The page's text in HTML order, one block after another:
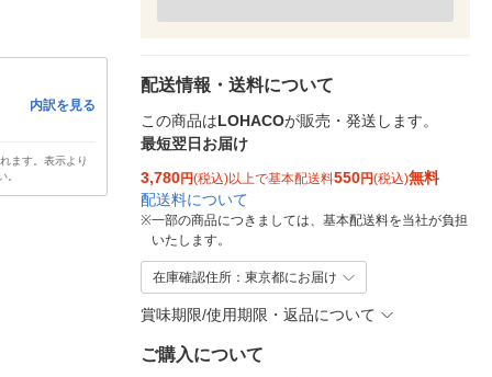
内訳を見る
ます。表示より
。
配送情報・送料について
この商品はLOHACOが販売・発送します。
最短翌日お届け
3,780円(税込)以上で基本配送料550円(税込)無料
配送料について
※一部の商品につきましては、基本配送料を当社が負担
いたします。
在庫確認住所：東京都にお届け
賞味期限/使用期限・返品について
ご購入について